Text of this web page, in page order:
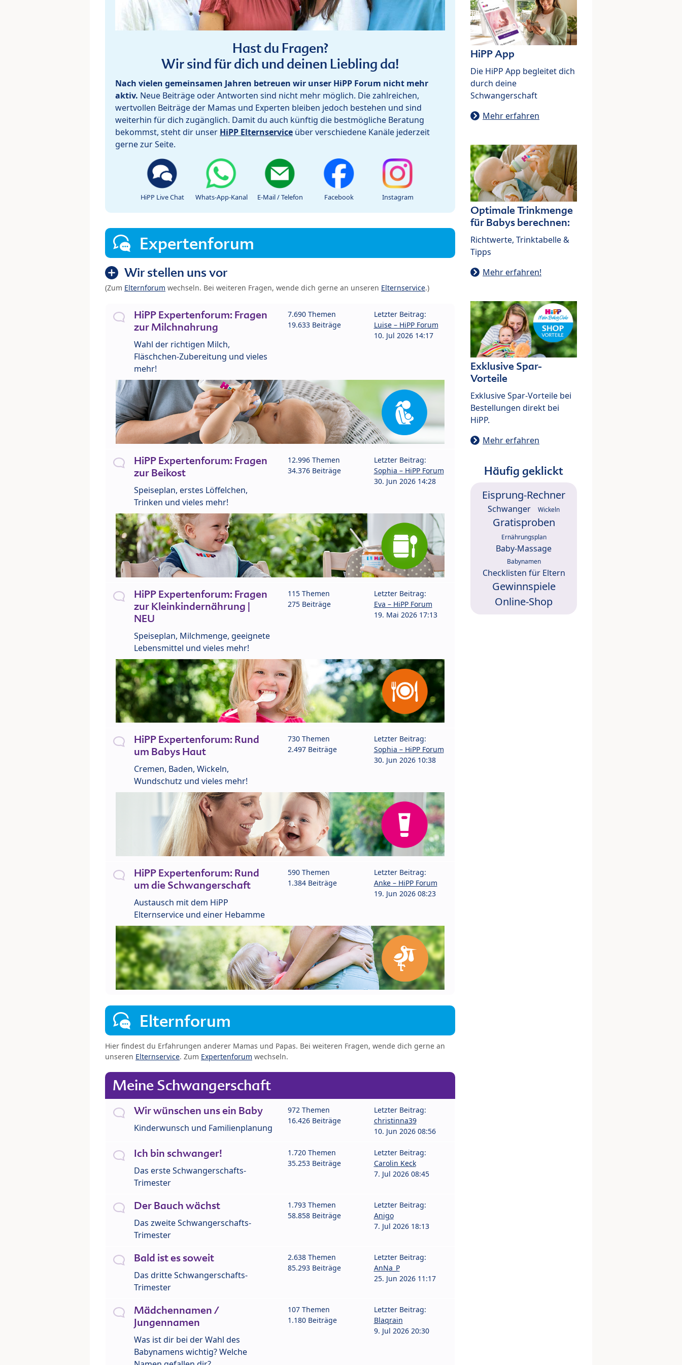
Hast du Fragen?
Wir sind für dich und deinen Liebling da!
Nach vielen gemeinsamen Jahren betreuen wir unser HiPP Forum nicht mehr
aktiv. Neue Beiträge oder Antworten sind nicht mehr möglich. Die zahlreichen,
wertvollen Beiträge der Mamas und Experten bleiben jedoch bestehen und sind
weiterhin für dich zugänglich. Damit du auch künftig die bestmögliche Beratung
bekommst, steht dir unser HiPP Elternservice über verschiedene Kanäle jederzeit
gerne zur Seite.
HiPP Live Chat Whats-App-Kanal E-Mail / Telefon Facebook Instagram
Expertenforum
Wir stellen uns vor
(Zum Elternforum wechseln. Bei weiteren Fragen, wende dich gerne an unseren Elternservice.)
HiPP Expertenforum: Fragen
zur Milchnahrung
Wahl der richtigen Milch,
Fläschchen-Zubereitung und vieles
mehr!
7.690 Themen
19.633 Beiträge
Letzter Beitrag:
Luise – HiPP Forum
10. Jul 2026 14:17
HiPP Expertenforum: Fragen
zur Beikost
Speiseplan, erstes Löffelchen,
Trinken und vieles mehr!
12.996 Themen
34.376 Beiträge
Letzter Beitrag:
Sophia – HiPP Forum
30. Jun 2026 14:28
HiPP Expertenforum: Fragen
zur Kleinkindernährung |
NEU
Speiseplan, Milchmenge, geeignete
Lebensmittel und vieles mehr!
115 Themen
275 Beiträge
Letzter Beitrag:
Eva – HiPP Forum
19. Mai 2026 17:13
HiPP Expertenforum: Rund
um Babys Haut
Cremen, Baden, Wickeln,
Wundschutz und vieles mehr!
730 Themen
2.497 Beiträge
Letzter Beitrag:
Sophia – HiPP Forum
30. Jun 2026 10:38
HiPP Expertenforum: Rund
um die Schwangerschaft
Austausch mit dem HiPP
Elternservice und einer Hebamme
590 Themen
1.384 Beiträge
Letzter Beitrag:
Anke – HiPP Forum
19. Jun 2026 08:23
Elternforum
Hier findest du Erfahrungen anderer Mamas und Papas. Bei weiteren Fragen, wende dich gerne an
unseren Elternservice. Zum Expertenforum wechseln.
Meine Schwangerschaft
Wir wünschen uns ein Baby
Kinderwunsch und Familienplanung
972 Themen
16.426 Beiträge
Letzter Beitrag:
christinna39
10. Jun 2026 08:56
Ich bin schwanger!
Das erste Schwangerschafts-
Trimester
1.720 Themen
35.253 Beiträge
Letzter Beitrag:
Carolin Keck
7. Jul 2026 08:45
Der Bauch wächst
Das zweite Schwangerschafts-
Trimester
1.793 Themen
58.858 Beiträge
Letzter Beitrag:
Anigo
7. Jul 2026 18:13
Bald ist es soweit
Das dritte Schwangerschafts-
Trimester
2.638 Themen
85.293 Beiträge
Letzter Beitrag:
AnNa_P
25. Jun 2026 11:17
Mädchennamen /
Jungennamen
Was ist dir bei der Wahl des
Babynamens wichtig? Welche
107 Themen
1.180 Beiträge
Letzter Beitrag:
Blaqrain
9. Jul 2026 20:30
HiPP App
Die HiPP App begleitet dich
durch deine
Schwangerschaft
Mehr erfahren
Optimale Trinkmenge
für Babys berechnen:
Richtwerte, Trinktabelle &
Tipps
Mehr erfahren!
Exklusive Spar-
Vorteile
Exklusive Spar-Vorteile bei
Bestellungen direkt bei
HiPP.
Mehr erfahren
Häufig geklickt
Eisprung-Rechner
Schwanger Wickeln
Gratisproben
Ernährungsplan
Baby-Massage
Babynamen
Checklisten für Eltern
Gewinnspiele
Online-Shop